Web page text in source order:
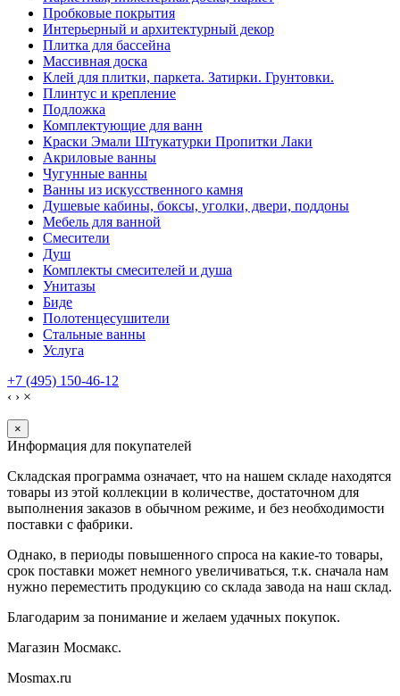
Пробковые покрытия
Интерьерный и архитектурный декор
Плитка для бассейна
Массивная доска
Клей для плитки, паркета. Затирки. Грунтовки.
Плинтус и крепление
Подложка
Комплектующие для ванн
Краски Эмали Штукатурки Пропитки Лаки
Акриловые ванны
Чугунные ванны
Ванны из искусственного камня
Душевые кабины, боксы, уголки, двери, поддоны
Мебель для ванной
Смесители
Душ
Комплекты смесителей и душа
Унитазы
Биде
Полотенцесушители
Стальные ванны
Услуга
+7 (495) 150-46-12
‹ › ×
×
Информация для покупателей
Складская программа означает, что на нашем складе находятся
товары из этой коллекции в количестве, достаточном для
выполнения заказов в обычном режиме, и без необходимости
поставки с фабрики.
Однако, в периоды повышенного спроса на какие-то товары,
срок поставки может немного увеличиваться, т.к. сначала нам
нужно переместить продукцию со склада завода на наш склад.
Благодарим за понимание и желаем удачных покупок.
Магазин Мосмакс.
Mosmax.ru